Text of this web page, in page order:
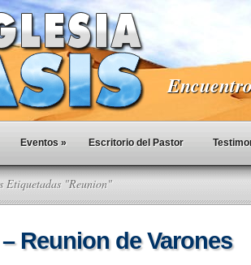
Eventos » Escritorio del Pastor
Etiquetadas "Reunion"
Reunion de Varones